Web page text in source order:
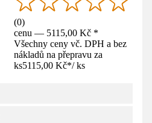
(0)
cenu — 5115,00 Kč *
Všechny ceny vč. DPH a bez
nákladů na přepravu za
ks5115,00 Kč*/ ks